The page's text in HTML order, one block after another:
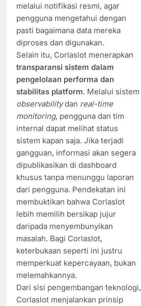
melalui notifikasi resmi, agar
pengguna mengetahui dengan
pasti bagaimana data mereka
diproses dan digunakan.
Selain itu, Corlaslot menerapkan
transparansi sistem dalam
pengelolaan performa dan
stabilitas platform. Melalui sistem
observabilitydan real-time
monitoring, pengguna dan tim
internal dapat melihat status
sistem kapan saja. Jika terjadi
gangguan, informasi akan segera
dipublikasikan di dashboard
khusus tanpa menunggu laporan
dari pengguna. Pendekatan ini
membuktikan bahwa Corlaslot
lebih memilih bersikap jujur
daripada menyembunyikan
masalah. Bagi Corlaslot,
keterbukaan seperti ini justru
memperkuat kepercayaan, bukan
melemahkannya.
Dari sisi pengembangan teknologi,
Corlaslot menjalankan prinsip